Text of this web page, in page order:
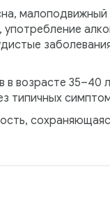
в возрасте 35–40
типичных